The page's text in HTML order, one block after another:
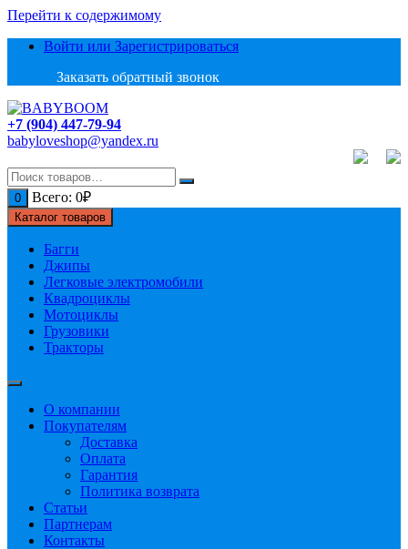
Перейти к содержимому
Войти или Зарегистрироваться
Заказать обратный звонок
+7 (904) 447-79-94
babyloveshop@yandex.ru
0 Всего: 0₽
Каталог товаров
Багги
Джипы
Легковые электромобили
Квадроциклы
Мотоциклы
Грузовики
Тракторы
О компании
Покупателям
Доставка
Оплата
Гарантия
Политика возврата
Статьи
Партнерам
Контакты